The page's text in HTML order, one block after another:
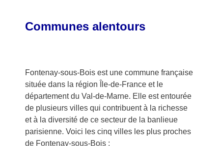
Communes alentours
Fontenay-sous-Bois est une commune française
située dans la région Île-de-France et le
département du Val-de-Marne. Elle est entourée
de plusieurs villes qui contribuent à la richesse
et à la diversité de ce secteur de la banlieue
parisienne. Voici les cinq villes les plus proches
de Fontenay-sous-Bois :